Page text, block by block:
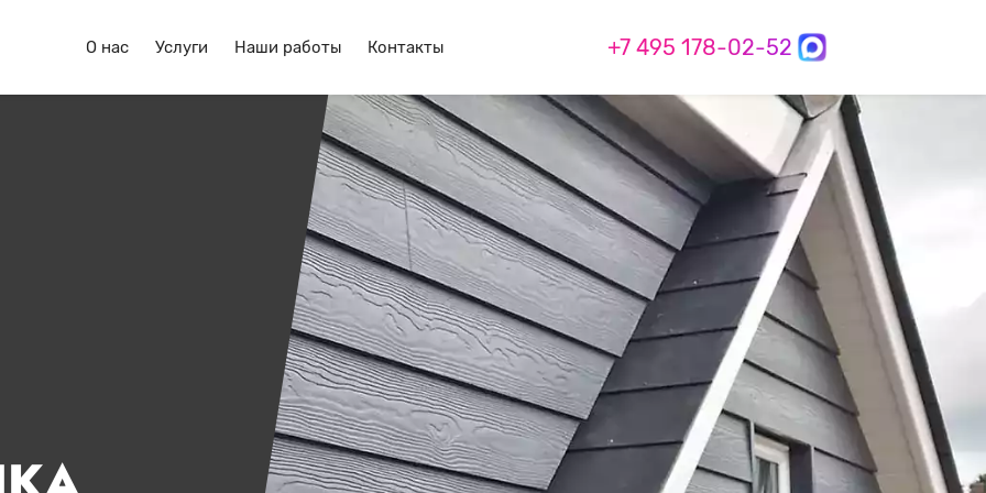
О нас Услуги Наши работы Контакты +7 495 178-02-52